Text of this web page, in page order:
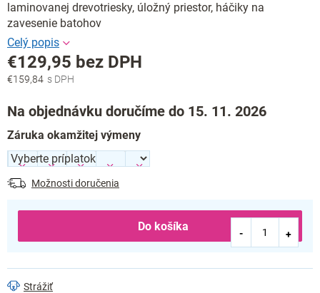
laminovanej drevotriesky, úložný priestor, háčiky na
zavesenie batohov
€159,84
€129,95 bez DPH
Jednotková
Na objednávku doručíme do 15. 11. 2026
Záruka okamžitej výmeny
Možnosti doručenia
Do košíka
Strážiť